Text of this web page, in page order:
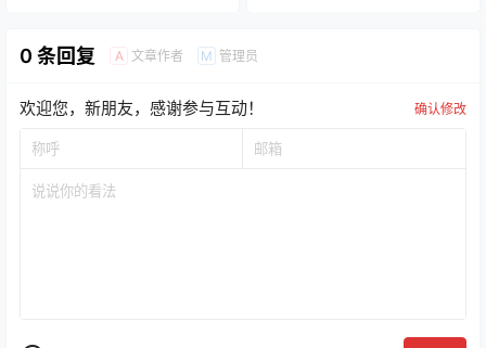
0 条回复 A 文章作者 M 管理员
欢迎您，新朋友，感谢参与互动！ 确认修改